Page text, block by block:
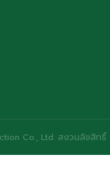
Co., Ltd. สงวนลิขสิทธิ์